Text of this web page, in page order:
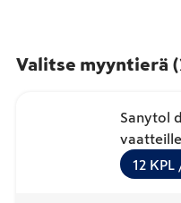
Valitse myyntierä (
Sanytol
vaatteille
12 KPL